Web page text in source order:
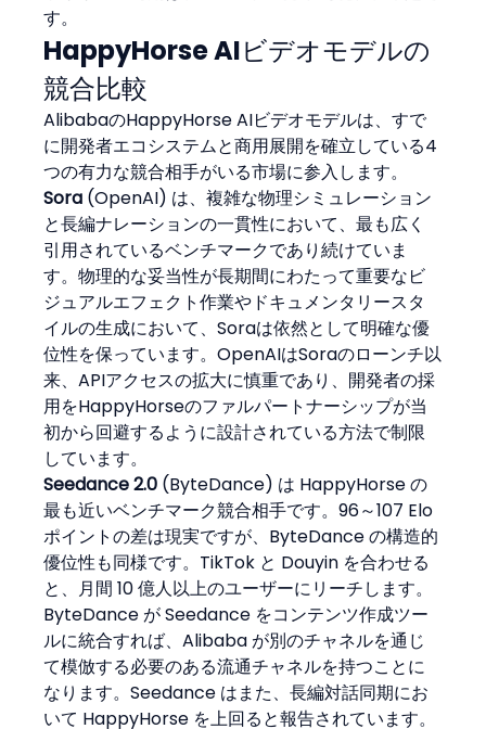
す。
HappyHorse AIビデオモデルの
競合比較
AlibabaのHappyHorse AIビデオモデルは、すで
に開発者エコシステムと商用展開を確立している4
つの有力な競合相手がいる市場に参入します。
Sora (OpenAI) は、複雑な物理シミュレーション
と長編ナレーションの一貫性において、最も広く
引用されているベンチマークであり続けていま
す。物理的な妥当性が長期間にわたって重要なビ
ジュアルエフェクト作業やドキュメンタリースタ
イルの生成において、Soraは依然として明確な優
位性を保っています。OpenAIはSoraのローンチ以
来、APIアクセスの拡大に慎重であり、開発者の採
用をHappyHorseのファルパートナーシップが当
初から回避するように設計されている方法で制限
しています。
Seedance 2.0 (ByteDance) は HappyHorse の
最も近いベンチマーク競合相手です。96～107 Elo
ポイントの差は現実ですが、ByteDance の構造的
優位性も同様です。TikTok と Douyin を合わせる
と、月間 10 億人以上のユーザーにリーチします。
ByteDance が Seedance をコンテンツ作成ツー
ルに統合すれば、Alibaba が別のチャネルを通じ
て模倣する必要のある流通チャネルを持つことに
なります。Seedance はまた、長編対話同期にお
いて HappyHorse を上回ると報告されています。